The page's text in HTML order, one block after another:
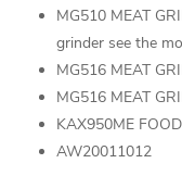
MG510 MEAT
grinder see the
MG516 MEAT
MG516 MEAT
KAX950ME
AW20011012